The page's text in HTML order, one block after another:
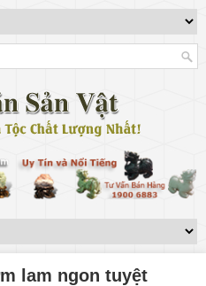
lam ngon tuyệt